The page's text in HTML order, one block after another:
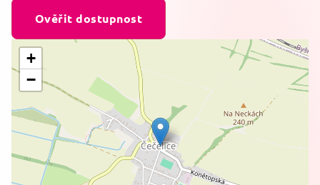
Ověřit dostupnost
+
−